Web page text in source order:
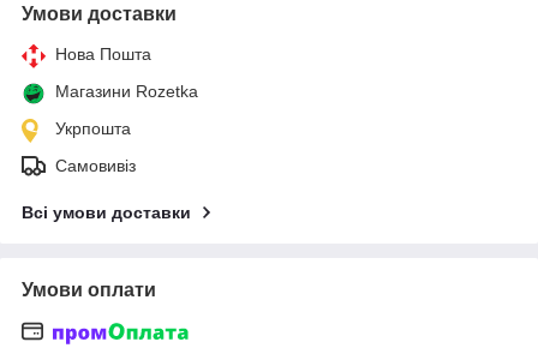
Умови доставки
Нова Пошта
Магазини Rozetka
Укрпошта
Самовивіз
Всі умови доставки
Умови оплати